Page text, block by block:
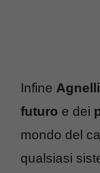
Infine Agnelli
futuro e dei
mondo del
qualsiasi